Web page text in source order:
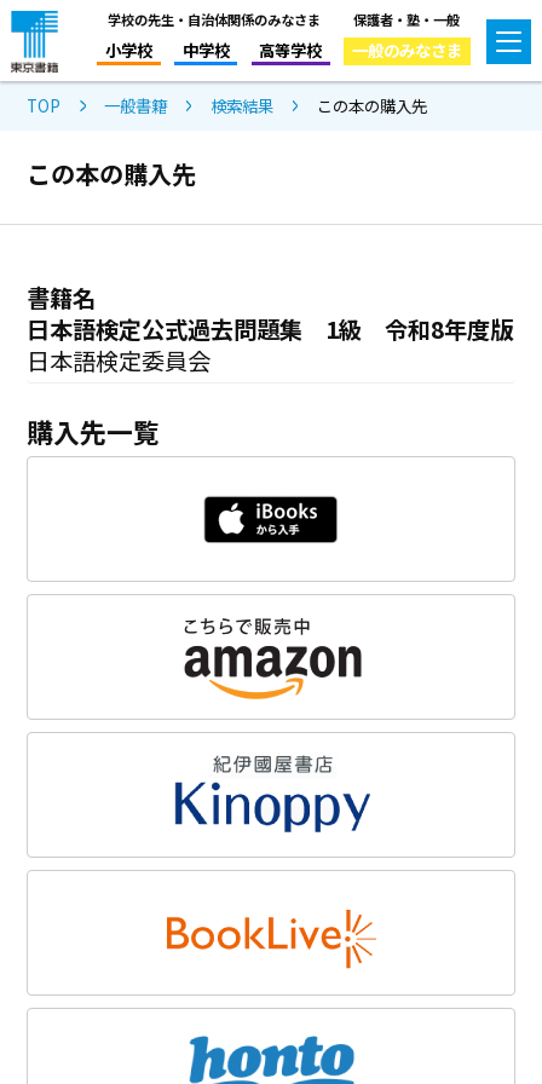
学校の先生・自治体関係のみなさま
小学校 中学校 高等学校
保護者・塾・一般
一般のみなさま
TOP 一般書籍 検索結果 この本の購入先
この本の購入先
書籍名
日本語検定公式過去問題集 1級 令和8年度版
日本語検定委員会
購入先一覧